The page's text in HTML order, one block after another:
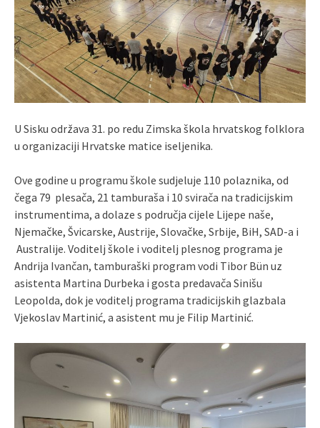
U Sisku održava 31. po redu Zimska škola hrvatskog folklora
u organizaciji Hrvatske matice iseljenika.
Ove godine u programu škole sudjeluje 110 polaznika, od
čega 79 plesača, 21 tamburaša i 10 svirača na tradicijskim
instrumentima, a dolaze s područja cijele Lijepe naše,
Njemačke, Švicarske, Austrije, Slovačke, Srbije, BiH, SAD-a i
Australije. Voditelj škole i voditelj plesnog programa je
Andrija Ivančan, tamburaški program vodi Tibor Bün uz
asistenta Martina Durbeka i gosta predavača Sinišu
Leopolda, dok je voditelj programa tradicijskih glazbala
Vjekoslav Martinić, a asistent mu je Filip Martinić.